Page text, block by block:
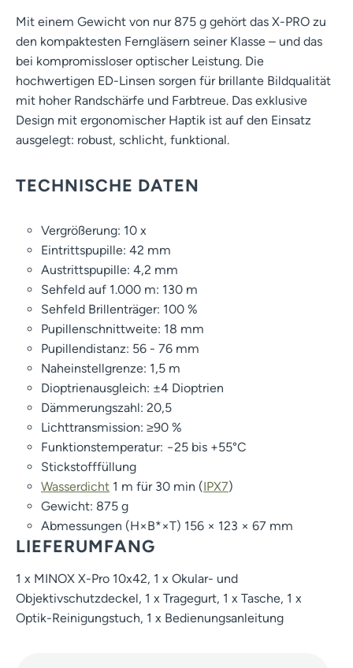
Mit einem Gewicht von nur 875 g gehört das X-PRO zu
den kompaktesten Ferngläsern seiner Klasse – und das
bei kompromissloser optischer Leistung. Die
hochwertigen ED-Linsen sorgen für brillante Bildqualität
mit hoher Randschärfe und Farbtreue. Das exklusive
Design mit ergonomischer Haptik ist auf den Einsatz
ausgelegt: robust, schlicht, funktional.
TECHNISCHE DATEN
Vergrößerung: 10 x
Eintrittspupille: 42 mm
Austrittspupille: 4,2 mm
Sehfeld auf 1.000 m: 130 m
Sehfeld Brillenträger: 100 %
Pupillenschnittweite: 18 mm
Pupillendistanz: 56 - 76 mm
Naheinstellgrenze: 1,5 m
Dioptrienausgleich: ±4 Dioptrien
Dämmerungszahl: 20,5
Lichttransmission: ≥90 %
Funktionstemperatur: −25 bis +55°C
Stickstofffüllung
Wasserdicht 1 m für 30 min (IPX7)
Gewicht: 875 g
Abmessungen (H×B*×T) 156 × 123 × 67 mm
LIEFERUMFANG
1 x MINOX X-Pro 10x42, 1 x Okular- und
Objektivschutzdeckel, 1 x Tragegurt, 1 x Tasche, 1 x
Optik-Reinigungstuch, 1 x Bedienungsanleitung